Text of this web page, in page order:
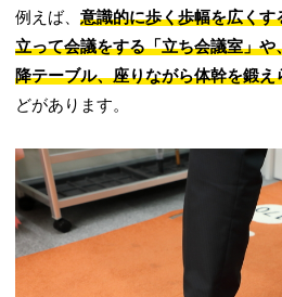
例えば、意識的に歩く歩幅を広く
立って会議をする「立ち会議室」
降テーブル、座りながら体幹を鍛え
どがあります。